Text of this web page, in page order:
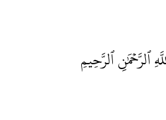
ٱلرَّحۡمَٰنِ ٱلرَّحِيمِ